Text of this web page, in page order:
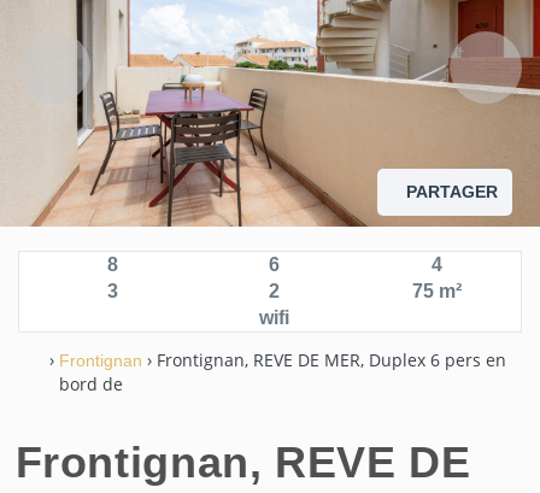
PARTAGER
8 6
4
3
2
75 m²
wifi
› Frontignan › Frontignan, REVE DE MER, Duplex 6 pers en
bord de
Frontignan, REVE DE